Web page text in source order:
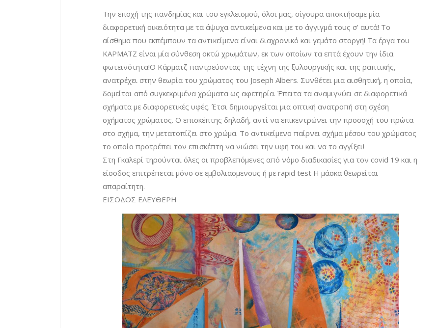
Την εποχή της πανδημίας και του εγκλεισμού, όλοι μας, σίγουρα αποκτήσαμε μία
διαφορετική οικειότητα με τα άψυχα αντικείμενα και με το άγγιγμά τους σ’ αυτά! Το
αίσθημα που εκπέμπουν τα αντικείμενα είναι διαχρονικό και γεμάτο στοργή! Τα έργα του
ΚΑΡΜΑΤΖ είναι μία σύνθεση οκτώ χρωμάτων, εκ των οποίων τα επτά έχουν την ίδια
φωτεινότητα!Ο Κάρματζ παντρεύοντας της τέχνη της ξυλουργικής και της ραπτικής,
ανατρέχει στην θεωρία του χρώματος του Joseph Albers. Συνθέτει μια αισθητική, η οποία,
δομείται από συγκεκριμένα χρώματα ως αφετηρία. Έπειτα τα αναμιγνύει σε διαφορετικά
σχήματα με διαφορετικές υφές. Έτσι δημιουργείται μια οπτική ανατροπή στη σχέση
σχήματος χρώματος. Ο επισκέπτης δηλαδή, αντί να επικεντρώνει την προσοχή του πρώτα
στο σχήμα, την μετατοπίζει στο χρώμα. Το αντικείμενο παίρνει σχήμα μέσου του χρώματος
το οποίο προτρέπει τον επισκέπτη να νιώσει την υφή του και να το αγγίξει!
Στη Γκαλερί τηρούνται όλες οι προβλεπόμενες από νόμο διαδικασίες για τον covid 19 και η
είσοδος επιτρέπεται μόνο σε εμβολιασμενους ή με rapid test Η μάσκα θεωρείται
απαραίτητη.
ΕΙΣΟΔΟΣ ΕΛΕΥΘΕΡΗ